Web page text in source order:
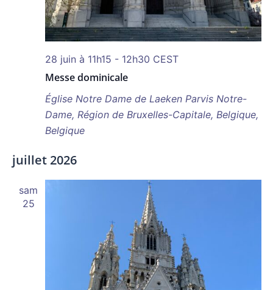
Messe dominicale
28 juin à 11h15 - 12h30 CEST
Église Notre Dame de Laeken Parvis Notre-
Dame, Région de Bruxelles-Capitale, Belgique,
Belgique
juillet 2026
sam
25